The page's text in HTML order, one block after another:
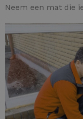
Neem een mat die